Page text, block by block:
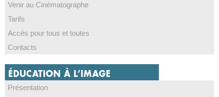
Venir au Cinématographe
Tarifs
Accès pour tous et toutes
Contacts
Présentation